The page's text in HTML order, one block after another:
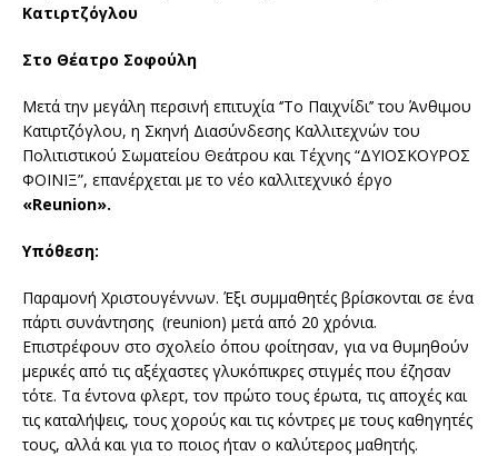
Κατιρτζόγλου
Στο Θέατρο Σοφούλη
Μετά την μεγάλη περσινή επιτυχία ‘’Το Παιχνίδι’’ του Άνθιμου
Κατιρτζόγλου, η Σκηνή Διασύνδεσης Καλλιτεχνών του
Πολιτιστικού Σωματείου Θεάτρου και Τέχνης “ΔΥΙΟΣΚΟΥΡΟΣ
ΦΟΙΝΙΞ”, επανέρχεται με το νέο καλλιτεχνικό έργο
«Reunion».
Υπόθεση:
Παραμονή Χριστουγέννων. Έξι συμμαθητές βρίσκονται σε ένα
πάρτι συνάντησης (reunion) μετά από 20 χρόνια.
Επιστρέφουν στο σχολείο όπου φοίτησαν, για να θυμηθούν
μερικές από τις αξέχαστες γλυκόπικρες στιγμές που έζησαν
τότε. Τα έντονα φλερτ, τον πρώτο τους έρωτα, τις αποχές και
τις καταλήψεις, τους χορούς και τις κόντρες με τους καθηγητές
τους, αλλά και για το ποιος ήταν ο καλύτερος μαθητής.